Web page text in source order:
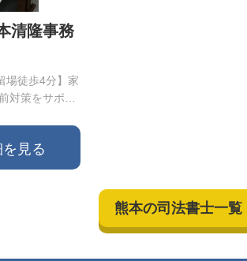
清隆事務
場徒歩4分】家
対策をサポー
見る
熊本の司法書士一覧